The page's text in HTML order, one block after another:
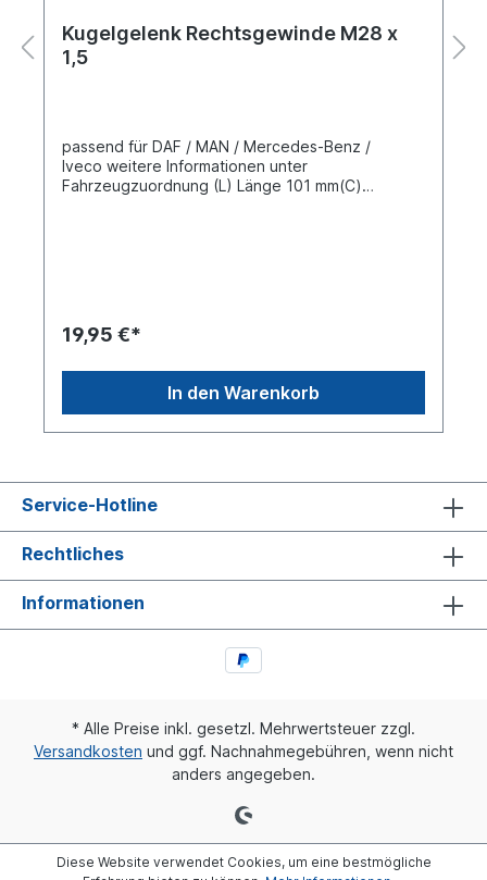
Kugelgelenk Rechtsgewinde M28 x
1,5
passend für DAF / MAN / Mercedes-Benz /
Iveco weitere Informationen unter
Fahrzeugzuordnung (L) Länge 101 mm(C)
19,95 €*
In den Warenkorb
Service-Hotline
Rechtliches
Informationen
* Alle Preise inkl. gesetzl. Mehrwertsteuer zzgl.
Versandkosten und ggf. Nachnahmegebühren, wenn nicht
anders angegeben.
Diese Website verwendet Cookies, um eine bestmögliche